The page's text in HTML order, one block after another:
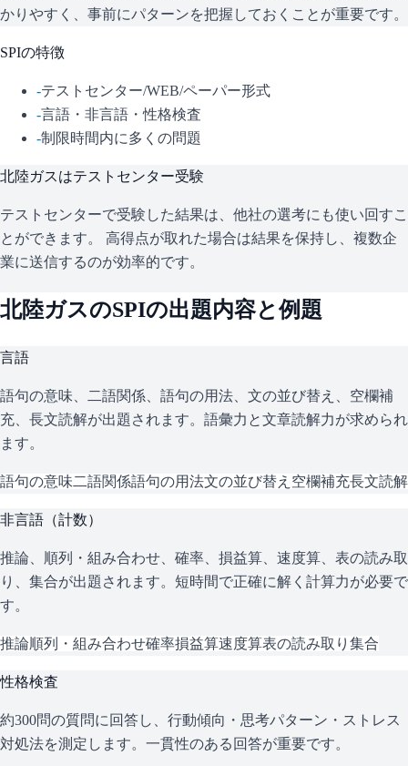
かりやすく、事前にパターンを把握しておくことが重要です。
SPIの特徴
-テストセンター/WEB/ペーパー形式
-言語・非言語・性格検査
-制限時間内に多くの問題
北陸ガスはテストセンター受験
テストセンターで受験した結果は、他社の選考にも使い回すこ
とができます。 高得点が取れた場合は結果を保持し、複数企
業に送信するのが効率的です。
北陸ガスのSPIの出題内容と例題
言語
語句の意味、二語関係、語句の用法、文の並び替え、空欄補
充、長文読解が出題されます。語彙力と文章読解力が求められ
ます。
語句の意味二語関係語句の用法文の並び替え 空欄補充長文読解
非言語（計数）
推論、順列・組み合わせ、確率、損益算、速度算、表の読み取
り、集合が出題されます。短時間で正確に解く計算力が必要で
す。
推論順列・組み合わせ確率損益算速度算表の読み取り 集合
性格検査
約300問の質問に回答し、行動傾向・思考パターン・ストレス
対処法を測定します。一貫性のある回答が重要です。